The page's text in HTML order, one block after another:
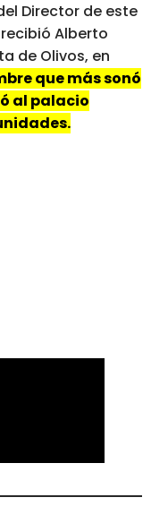
Director de este
Alberto
de Olivos, en
que más sonó
al palacio